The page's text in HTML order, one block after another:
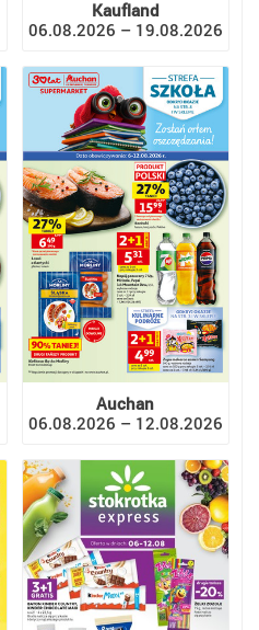
Kaufland
06.08.2026 – 19.08.2026
Auchan
06.08.2026 – 12.08.2026